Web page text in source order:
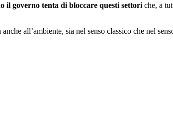
il governo tenta di bloccare questi settori che, a
all’ambiente, sia nel senso classico che nel